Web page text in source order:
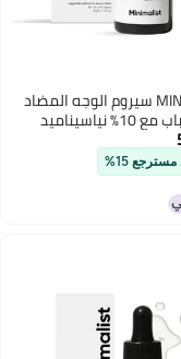
MINIMALIST سيروم الوجه المضاد
لحب الشباب مع 10% نياسيناميد
في الزيت وتوضيح
15%